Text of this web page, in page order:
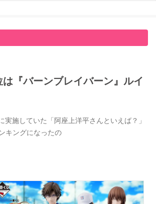
『バーンブレイバーン』ルイ
施していた「阿座上洋平さんといえば？」
キングになったの